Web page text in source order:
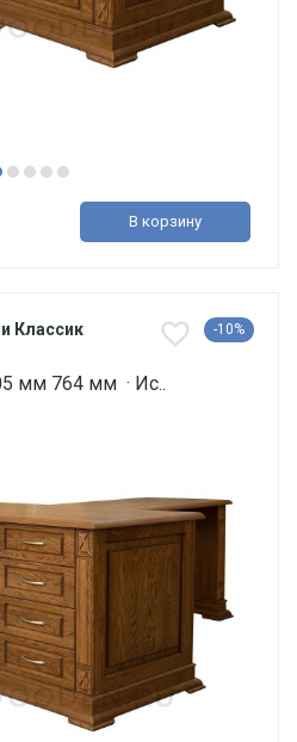
В корзину
Классик
-10%
мм 764 мм · Ис..